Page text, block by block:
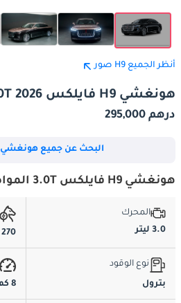
أنظر الجميع H9 صور
هونغشي H9 فايلكس 3.0T 2026
درهم 295,000
البحث عن جميع هونغشي H9 للبيع
هونغشي H9 فايلكس 3.0T المواصفات الأساسية
المحرك
3.0 ليتر
270 حصان
نوع الوقود
بترول 8 كم/ليتر